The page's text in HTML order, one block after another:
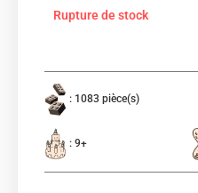
Rupture de stock
: 1083 pièce(s)
: 9+